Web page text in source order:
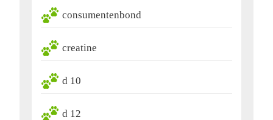
consumentenbond
creatine
d 10
d 12